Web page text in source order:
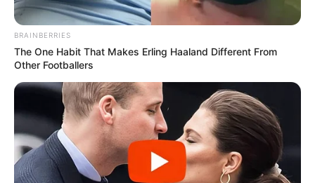
BRAINBERRIES
The One Habit That Makes Erling Haaland Different From
Other Footballers